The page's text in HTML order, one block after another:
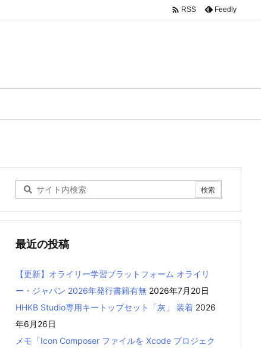
 RSS Feedly
最近の投稿
【更新】オライリー学習プラットフォーム オライリ
ー・ジャパン 2026年発行書籍有無 2026年7月20日
HHKB Studio専用キートップセット「灰」 装着 2026
年6月26日
メモ「Icon Composer ファイルを Xcode プロジェク